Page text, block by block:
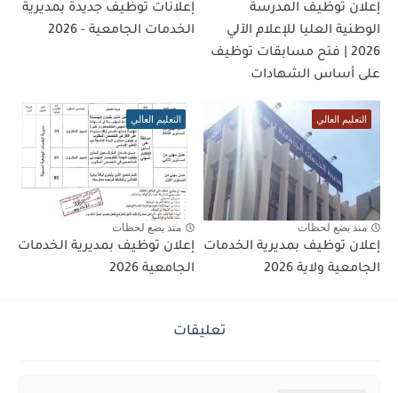
إعلان توظيف المدرسة
الوطنية العليا للإعلام الآلي
2026 | فتح مسابقات توظيف
على أساس الشهادات
إعلانات توظيف جديدة بمديرية
الخدمات الجامعية - 2026
التعليم العالي
منذ بضع لحظات
إعلان توظيف بمديرية الخدمات
الجامعية ولاية 2026
التعليم العالي
منذ بضع لحظات
إعلان توظيف بمديرية الخدمات
الجامعية 2026
تعليقات